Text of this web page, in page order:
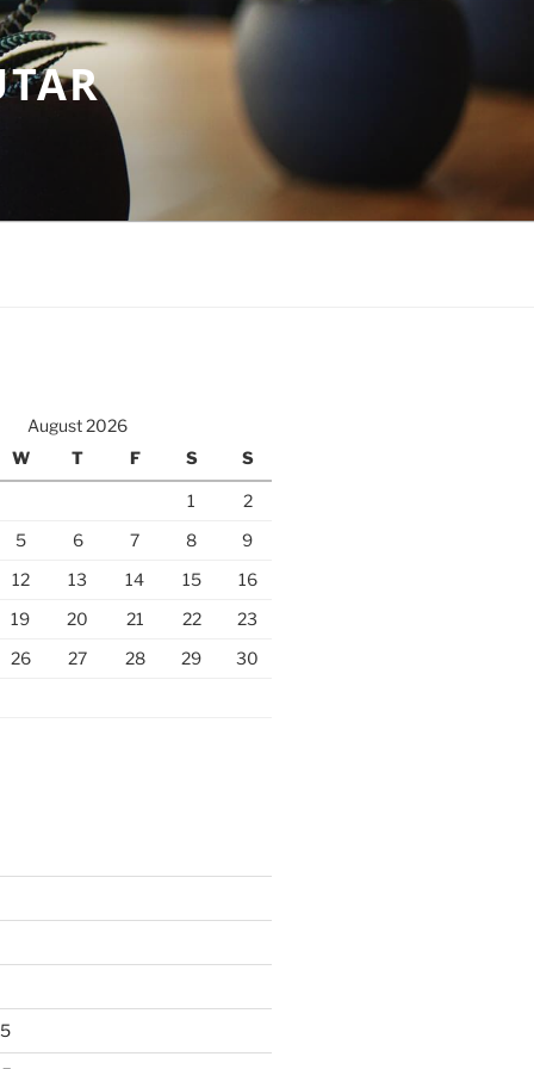
August 2026
W T F S S
1
2
5 6 7 8
9
12 13 14 15
16
19 20 21 22
23
26 27 28 29
30